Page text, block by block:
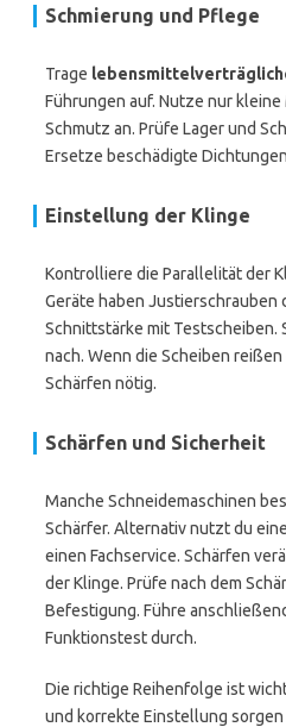
Schmierung und Pflege
Trage
Führungen auf. Nutze nur
Schmutz an. Prüfe Lager und
Ersetze beschädigte
Einstellung der Klinge
Kontrolliere die Parallelität der
Geräte haben Justierschrauben
Schnittstärke mit Testscheiben.
nach. Wenn die Scheiben
Schärfen nötig.
Schärfen und Sicherheit
Manche Schneidemaschinen
Schärfer. Alternativ nutzt du
einen Fachservice. Schärfen
der Klinge. Prüfe nach dem
Befestigung. Führe
Funktionstest durch.
Die richtige Reihenfolge ist
und korrekte Einstellung